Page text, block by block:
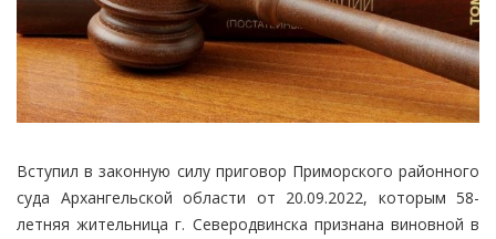
Вступил в законную силу приговор Приморского районного
суда Архангельской области от 20.09.2022, которым 58-
летняя жительница г. Северодвинска признана виновной в